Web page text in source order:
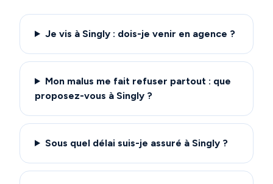
Je vis à Singly : dois-je venir en agence ?
Mon malus me fait refuser partout : que
proposez-vous à Singly ?
Sous quel délai suis-je assuré à Singly ?